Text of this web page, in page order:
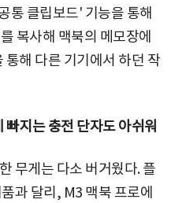
통 클립보드' 기능을 통해
복사해 맥북의 메모장에
해 다른 기기에서 하던 작
지는 충전 단자도 아쉬워
무게는 다소 버거웠다. 플
과 달리, M3 맥북 프로에